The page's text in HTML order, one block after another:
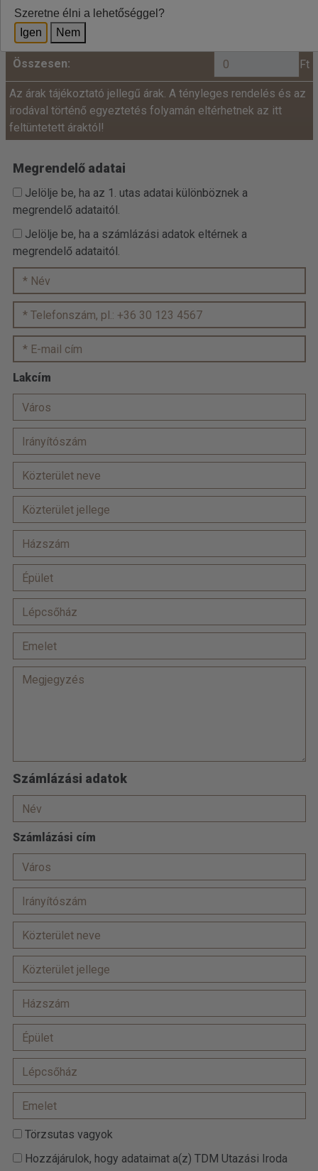
+Felnőtt:
Összesen: Ft
Az árak tájékoztató jellegű árak. A tényleges rendelés és az
irodával történő egyeztetés folyamán eltérhetnek az itt
feltüntetett áraktól!
Megrendelő adatai
Jelölje be, ha az 1. utas adatai különböznek a
megrendelő adataitól.
Jelölje be, ha a számlázási adatok eltérnek a
megrendelő adataitól.
Lakcím
Számlázási adatok
Számlázási cím
Törzsutas vagyok
Hozzájárulok, hogy adataimat a(z) TDM Utazási Iroda
Szeretne élni a lehetőséggel?
Igen
Nem